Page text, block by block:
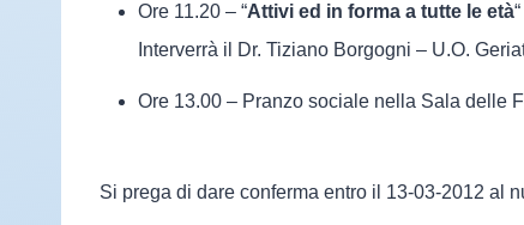
Ore 11.20 – “Attivi ed in forma a tutte le età“
Interverrà il Dr. Tiziano Borgogni – U.O.
Ore 13.00 – Pranzo sociale nella Sala delle
Si prega di dare conferma entro il 13-03-2012 al